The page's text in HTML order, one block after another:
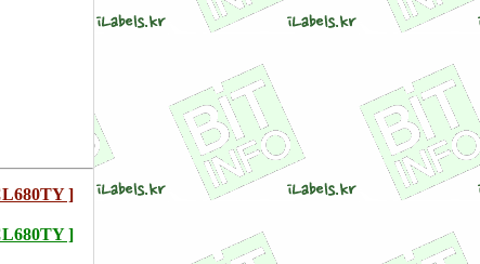
]
]